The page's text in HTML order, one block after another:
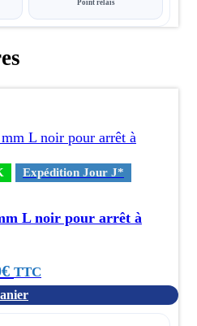
Point relais
Expédition Jour J*
L noir pour arrêt à
€ TTC